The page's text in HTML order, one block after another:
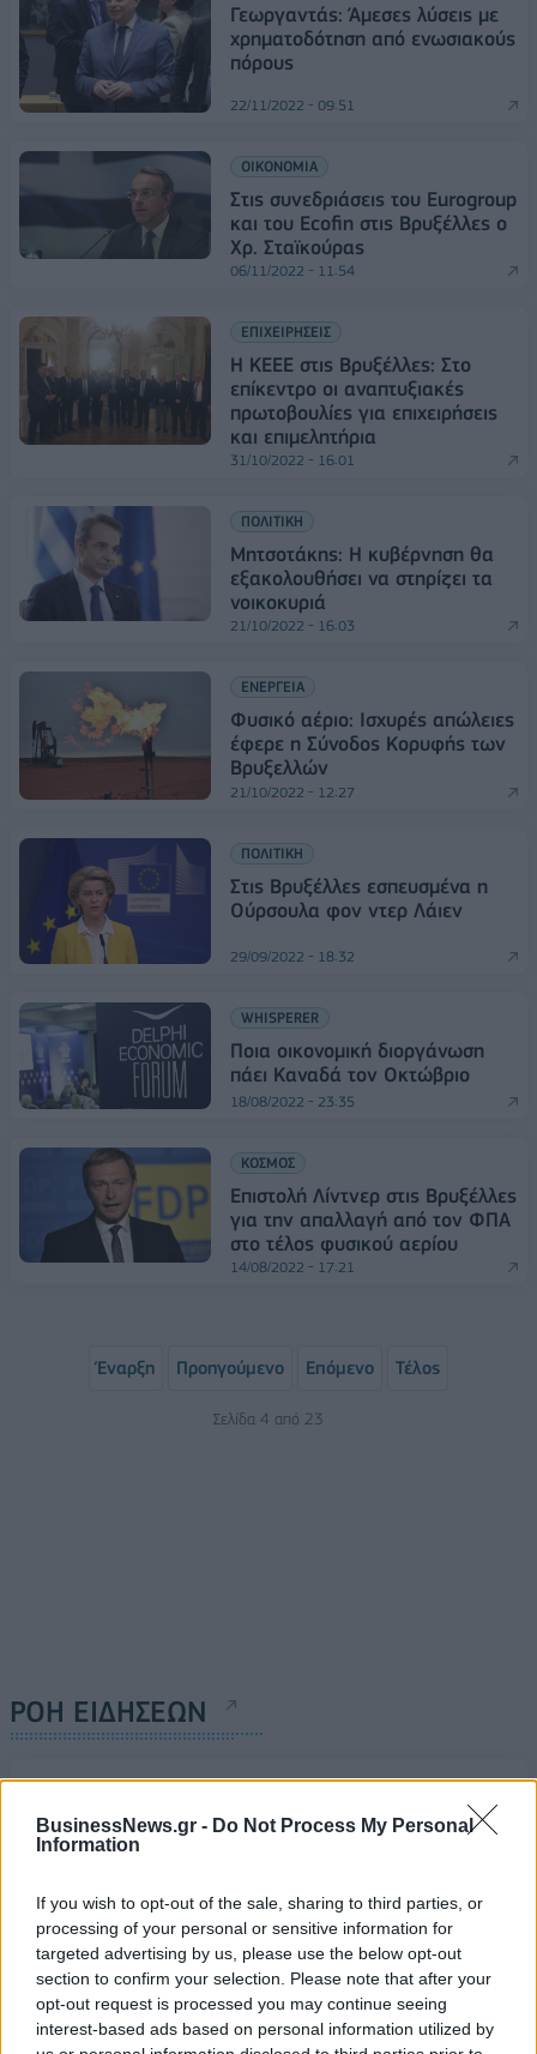
BusinessNews.gr - Do Not Process My Personal
Information
If you wish to opt-out of the sale, sharing to third parties, or
processing of your personal or sensitive information for
targeted advertising by us, please use the below opt-out
section to confirm your selection. Please note that after your
opt-out request is processed you may continue seeing
interest-based ads based on personal information utilized by
Γεωργαντάς: Άμεσες λύσεις με
χρηματοδότηση από ενωσιακούς
πόρους
22/11/2022 - 09:51
ΟΙΚΟΝΟΜΙΑ
Στις συνεδριάσεις του Eurogroup
και του Ecofin στις Βρυξέλλες ο
Χρ. Σταϊκούρας
06/11/2022 - 11:54
ΕΠΙΧΕΙΡΗΣΕΙΣ
Η ΚΕΕΕ στις Βρυξέλλες: Στο
επίκεντρο οι αναπτυξιακές
πρωτοβουλίες για επιχειρήσεις
και επιμελητήρια
31/10/2022 - 16:01
ΠΟΛΙΤΙΚΗ
Μητσοτάκης: Η κυβέρνηση θα
εξακολουθήσει να στηρίζει τα
νοικοκυριά
21/10/2022 - 16:03
ΕΝΕΡΓΕΙΑ
Φυσικό αέριο: Ισχυρές απώλειες
έφερε η Σύνοδος Κορυφής των
Βρυξελλών
21/10/2022 - 12:27
ΠΟΛΙΤΙΚΗ
Στις Βρυξέλλες εσπευσμένα η
Ούρσουλα φον ντερ Λάιεν
29/09/2022 - 18:32
WHISPERER
Ποια οικονομική διοργάνωση
πάει Καναδά τον Οκτώβριο
18/08/2022 - 23:35
ΚΟΣΜΟΣ
Επιστολή Λίντνερ στις Βρυξέλλες
για την απαλλαγή από τον ΦΠΑ
στο τέλος φυσικού αερίου
14/08/2022 - 17:21
Έναρξη Προηγούμενο Επόμενο Τέλος
Σελίδα 4 από 23
ΡΟΗ ΕΙΔΗΣΕΩΝ
περιμένει»
09/08/2026 - 14:34
Ε. Τουρνάς: Πάνω από 400 πυρκαγιές σε δέκα
ημέρες - Σε επιφυλακή ο κρατικός μηχανισμός
09/08/2026 - 14:17 ΠΟΛΙΤΙΚΗ
Εξαγωγές: Η Ελλάδα κερδίζει τους Ευρωπαίους
ανταγωνιστές – Άνοδος μεριδίων σε 9 από 11